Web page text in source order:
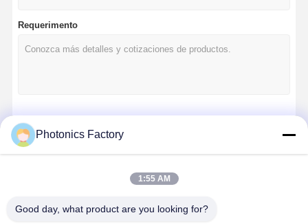
Requerimento
Continue
Photonics Factory
1:55 AM
Good day, what product are you looking for?